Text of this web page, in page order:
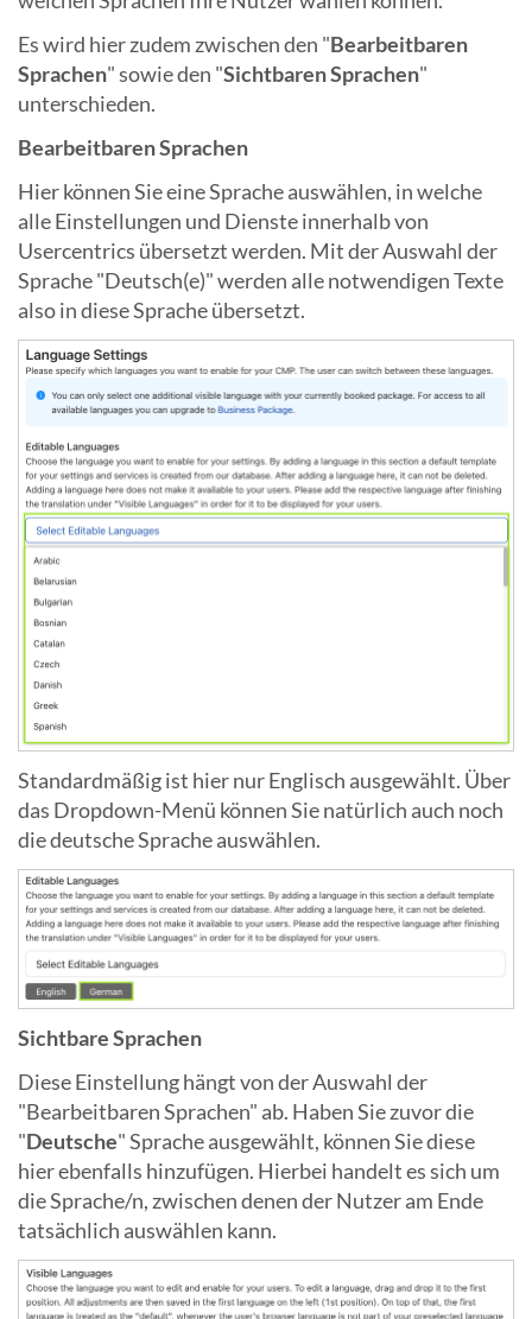
Es wird hier zudem zwischen den "Bearbeitbaren
Sprachen" sowie den "Sichtbaren Sprachen"
unterschieden.
Bearbeitbaren Sprachen
Hier können Sie eine Sprache auswählen, in welche
alle Einstellungen und Dienste innerhalb von
Usercentrics übersetzt werden. Mit der Auswahl der
Sprache "Deutsch(e)" werden alle notwendigen Texte
also in diese Sprache übersetzt.
Standardmäßig ist hier nur Englisch ausgewählt. Über
das Dropdown-Menü können Sie natürlich auch noch
die deutsche Sprache auswählen.
Sichtbare Sprachen
Diese Einstellung hängt von der Auswahl der
"Bearbeitbaren Sprachen" ab. Haben Sie zuvor die
"Deutsche" Sprache ausgewählt, können Sie diese
hier ebenfalls hinzufügen. Hierbei handelt es sich um
die Sprache/n, zwischen denen der Nutzer am Ende
tatsächlich auswählen kann.